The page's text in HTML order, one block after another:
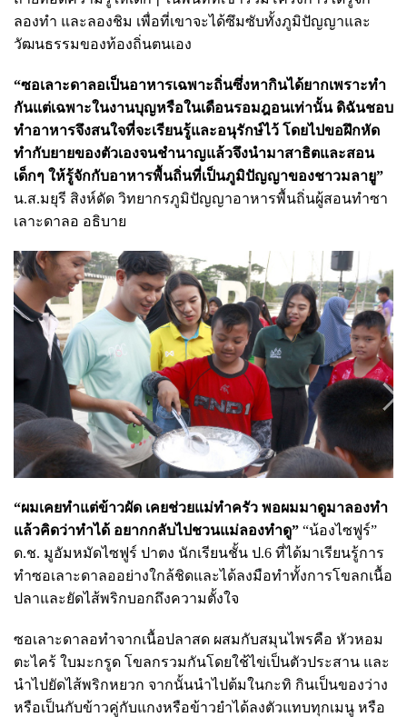
ลองทำ และลองชิม เพื่อที่เขาจะได้ซึมซับทั้งภูมิปัญญาและ
วัฒนธรรมของท้องถิ่นตนเอง
“ซอเลาะดาลอเป็นอาหารเฉพาะถิ่นซึ่งหากินได้ยากเพราะทำ
กันแต่เฉพาะในงานบุญหรือในเดือนรอมฎอนเท่านั้น ดิฉันชอบ
ทำอาหารจึงสนใจที่จะเรียนรู้และอนุรักษ์ไว้ โดยไปขอฝึกหัด
ทำกับยายของตัวเองจนชำนาญแล้วจึงนำมาสาธิตและสอน
เด็กๆ ให้รู้จักกับอาหารพื้นถิ่นที่เป็นภูมิปัญญาของชาวมลายู”
น.ส.มยุรี สิงห์ดัด วิทยากรภูมิปัญญาอาหารพื้นถิ่นผู้สอนทำซา
เลาะดาลอ อธิบาย
“ผมเคยทำแต่ข้าวผัด เคยช่วยแม่ทำครัว พอผมมาดูมาลองทำ
แล้วคิดว่าทำได้ อยากกลับไปชวนแม่ลองทำดู” “น้องไซฟูร์”
ด.ช. มูอัมหมัดไซฟูร์ ปาตง นักเรียนชั้น ป.6 ที่ได้มาเรียนรู้การ
ทำซอเลาะดาลออย่างใกล้ชิดและได้ลงมือทำทั้งการโขลกเนื้อ
ปลาและยัดไส้พริกบอกถึงความตั้งใจ
ซอเลาะดาลอทำจากเนื้อปลาสด ผสมกับสมุนไพรคือ หัวหอม
ตะไคร้ ใบมะกรูด โขลกรวมกันโดยใช้ไข่เป็นตัวประสาน และ
นำไปยัดไส้พริกหยวก จากนั้นนำไปต้มในกะทิ กินเป็นของว่าง
หรือเป็นกับข้าวคู่กับแกงหรือข้าวยำได้ลงตัวแทบทุกเมนู หรือ